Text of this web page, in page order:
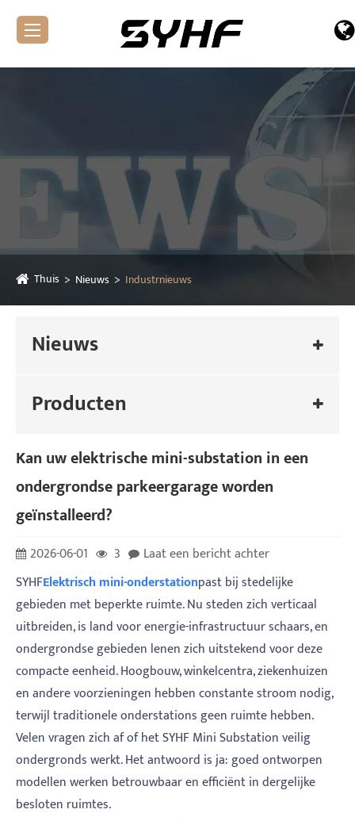
Thuis Nieuws Industrnieuws
Nieuws
Producten
Kan uw elektrische mini-substation in een
ondergrondse parkeergarage worden
geïnstalleerd?
2026-06-01 3
Laat een bericht achter
SYHFElektrisch mini-onderstationpast bij stedelijke
gebieden met beperkte ruimte. Nu steden zich verticaal
uitbreiden, is land voor energie-infrastructuur schaars, en
ondergrondse gebieden lenen zich uitstekend voor deze
compacte eenheid. Hoogbouw, winkelcentra, ziekenhuizen
en andere voorzieningen hebben constante stroom nodig,
terwijl traditionele onderstations geen ruimte hebben.
Velen vragen zich af of het SYHF Mini Substation veilig
ondergronds werkt. Het antwoord is ja: goed ontworpen
modellen werken betrouwbaar en efficiënt in dergelijke
besloten ruimtes.